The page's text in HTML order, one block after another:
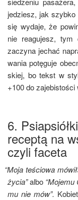
jedziesz, jak szyb­ko
się wyda­je, że
nie reagu­jesz, tym
zaczy­na jechać
wa­nia potę­gu­je
skiej, bo tekst w
+100 do
6.
receptą na
czyli faceta
“Moja teścio­wa
życia”albo
mu nie mów”.